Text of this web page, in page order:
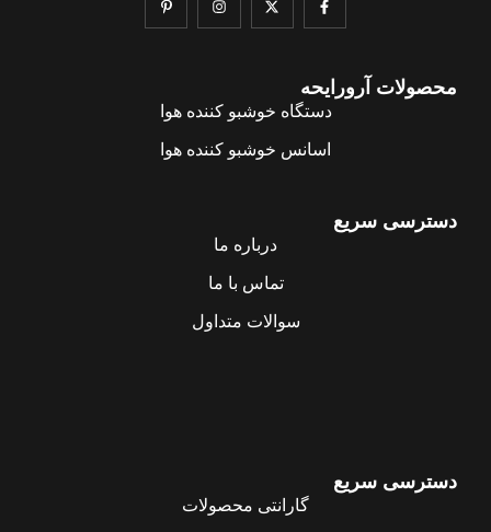
محصولات آرورایحه
دستگاه خوشبو کننده هوا
اسانس خوشبو کننده هوا
دسترسی سریع
درباره ما
تماس با ما
سوالات متداول
دسترسی سریع
گارانتی محصولات